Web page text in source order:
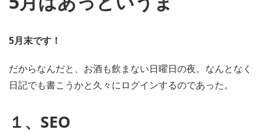
5月末です！
だからなんだと、お酒も飲まない日曜日の夜。なんとなく
日記でも書こうかと久々にログインするのであった。
１、SEO